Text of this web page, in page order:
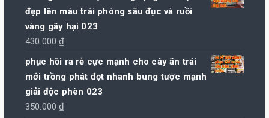
đẹp lên màu trái phòng sâu đục và ruồi
vàng gây hại 023
430.000₫
phục hồi ra rễ cực mạnh cho cây ăn trái
mới trồng phát đọt nhanh bung tược mạnh
giải độc phèn 023
350.000₫